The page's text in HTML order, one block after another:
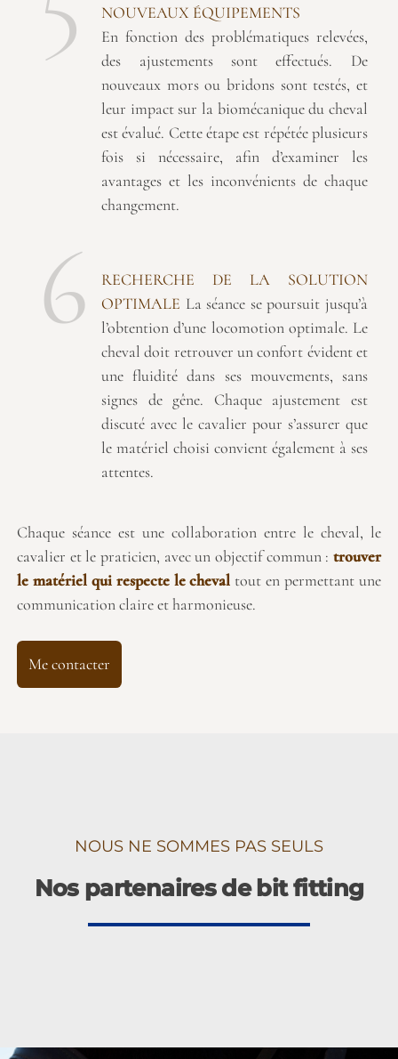
NOUVEAUX ÉQUIPEMENTS
En fonction des problématiques relevées,
des ajustements sont effectués. De
nouveaux mors ou bridons sont testés, et
leur impact sur la biomécanique du cheval
est évalué. Cette étape est répétée plusieurs
fois si nécessaire, afin d’examiner les
avantages et les inconvénients de chaque
changement.
6
RECHERCHE DE LA SOLUTION
OPTIMALE La séance se poursuit jusqu’à
l’obtention d’une locomotion optimale. Le
cheval doit retrouver un confort évident et
une fluidité dans ses mouvements, sans
signes de gêne. Chaque ajustement est
discuté avec le cavalier pour s’assurer que
le matériel choisi convient également à ses
attentes.
Chaque séance est une collaboration entre le cheval, le
cavalier et le praticien, avec un objectif commun : trouver
le matériel qui respecte le cheval tout en permettant une
communication claire et harmonieuse.
Me contacter
NOUS NE SOMMES PAS SEULS
Nos partenaires de bit fitting